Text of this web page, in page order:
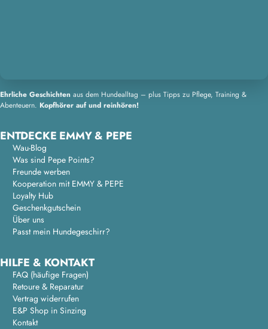
Ehrliche Geschichten aus dem Hundealltag – plus Tipps zu Pflege, Training &
Abenteuern. Kopfhörer auf und reinhören!
ENTDECKE EMMY & PEPE
Wau-Blog
Was sind Pepe Points?
Freunde werben
Kooperation mit EMMY & PEPE
Loyalty Hub
Geschenkgutschein
Über uns
Passt mein Hundegeschirr?
HILFE & KONTAKT
FAQ (häufige Fragen)
Retoure & Reparatur
Vertrag widerrufen
E&P Shop in Sinzing
Kontakt